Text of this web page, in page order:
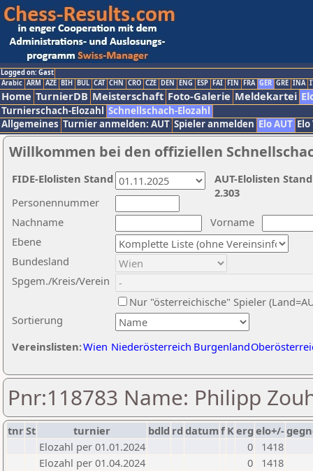
Logged on: Gast
Arabic ARM AZE BIH BUL CAT CHN CRO CZE DEN ENG ESP FAI FIN FRA GER GRE INA
Home TurnierDB Meisterschaft Foto-Galerie Meldekartei
Turnierschach-Elozahl Schnellschach-Elozahl
Allgemeines Turnier anmelden: AUT Spieler anmelden Elo AUT
Willkommen bei den offiziellen
Nachname
Vorname
Ebene
Sortierung
Personennummer
Bundesland
Spgem./Kreis/Verein
Nur "österreichische" Spieler
Vereinslisten:Wien Niederösterreich Burgenland
AUT-Elolisten
2.303
FIDE-Elolisten Stand
Pnr:118783 Name: Philipp
tnrSt turnier bdld rd datumf Kerg elo+/-
Elozahl per 01.01.2024
0
1418
Elozahl per 01.04.2024
0
1418